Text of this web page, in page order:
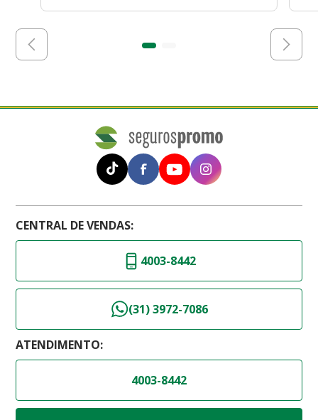
CENTRAL DE VENDAS:
4003-8442
(31) 3972-7086
ATENDIMENTO:
4003-8442